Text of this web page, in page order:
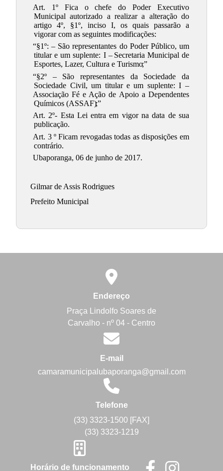
Art. 1º Fica o chefe do Poder Executivo
Municipal autorizado a realizar a alteração do
artigo 4º, §1º, inciso I, os quais passarão a
vigorar com as seguintes modificações:
“§1º: – São representantes do Poder Público, um
titular e um suplente: I –Secretaria Municipal de
Esportes, Lazer, Cultura e Turismo;”
“§2º – São representantes da Sociedade da
Sociedade Civil, um titular e um suplente: I –
Associação Fé e Ação de Apoio a Dependentes
Químicos (ASSAF);”
Art. 2º- Esta Lei entra em vigor na data de sua
publicação.
Art. 3 º Ficam revogadas todas as disposições em
contrário.
Ubaporanga, 06 de junho de 2017.
Gilmar de Assis Rodrigues
Prefeito Municipal
Endereço
Praça Lindolfo Soares de
Carvalho - nº 04 - Centro
E-mail
camaramunicipalubaporanga@gmail.com
Telefone
(33) 3323-1500 [FAX]
(33) 3323-1219
Horário de funcionamento